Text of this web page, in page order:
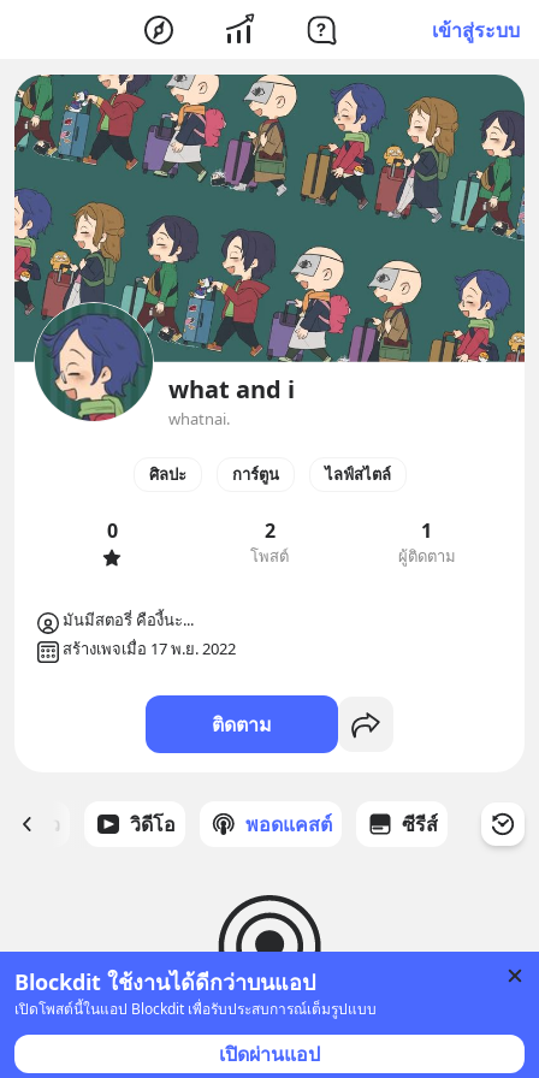
เข้าสู่ระบบ
Blockdit ใช้งานได้ดีกว่าบนแอป
เปิดโพสต์นี้ในแอป Blockdit เพื่อรับประสบการณ์เต็มรูปแบบ
เปิดผ่านแอป
what and i
whatnai.
ศิลปะ การ์ตูน ไลฟ์สไตล์
0 2
โพสต์
1
ผู้ติดตาม
มันมีสตอรี่ คืองี้นะ...
สร้างเพจเมื่อ 17 พ.ย. 2022
ติดตาม
ด้ดาว วิดีโอ พอดแคสต์ ซีรีส์
ยังไม่มีพอดแคสต์